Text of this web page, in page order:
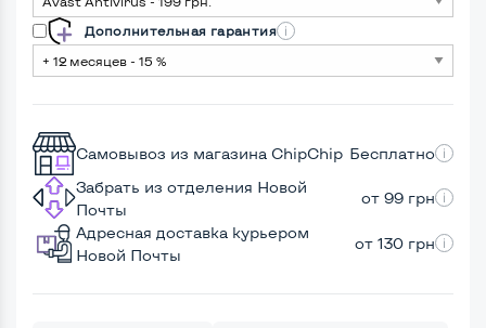
Дополнительная гарантия
Самовывоз из магазина ChipChip Бесплатно
Забрать из отделения Новой
Почты
от 99 грн
Адресная доставка курьером
Новой Почты
от 130 грн